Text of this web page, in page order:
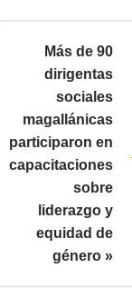
Más de 90
dirigentas
sociales
magallánicas
participaron en
capacitaciones
sobre
liderazgo y
equidad de
género »